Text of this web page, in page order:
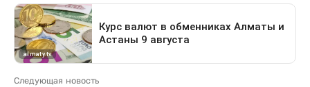
Следующая новость